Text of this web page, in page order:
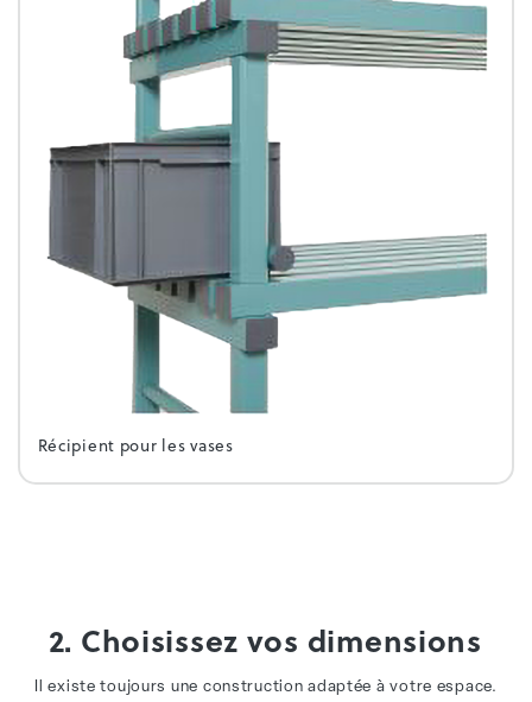
Récipient pour les vases
2. Choisissez vos dimensions
Il existe toujours une construction adaptée à votre espace.